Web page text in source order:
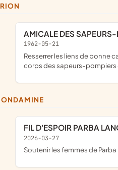
BRION
AMICALE DES
1962-05-21
resserrer les liens de bonne camaraderie entre pompiers; aider des camarades dans la difficulte ; aider le conseil d'administration du
corps des sapeurs-pompiers
CONDAMINE
FIL D'ESPOIR PARBA
2026-03-27
soutenir les femmes de